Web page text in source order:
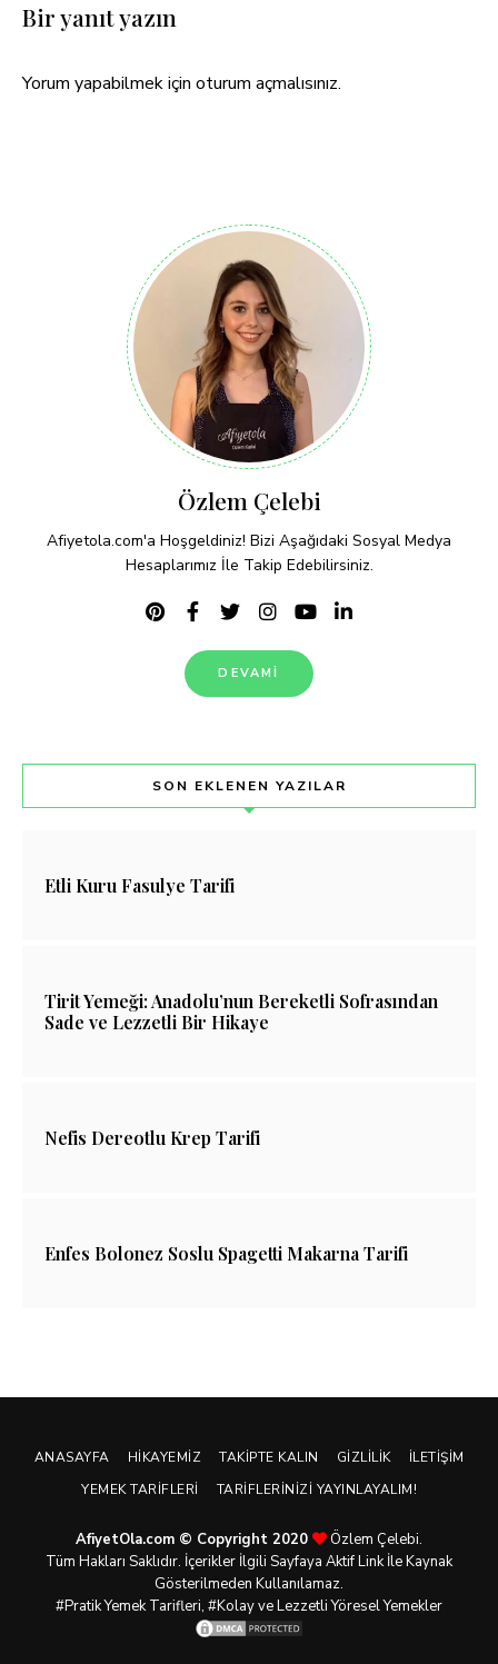
Bir yanıt yazın
Yorum yapabilmek için oturum açmalısınız.
Özlem Çelebi
Afiyetola.com'a Hoşgeldiniz! Bizi Aşağıdaki Sosyal Medya
Hesaplarımız İle Takip Edebilirsiniz.
DEVAMI
SON EKLENEN YAZILAR
Etli Kuru Fasulye Tarifi
Tirit Yemeği: Anadolu’nun Bereketli Sofrasından
Sade ve Lezzetli Bir Hikaye
Nefis Dereotlu Krep Tarifi
Enfes Bolonez Soslu Spagetti Makarna Tarifi
ANASAYFA HIKAYEMIZ TAKIPTE KALIN GIZLILIK
İLETIŞIM
YEMEK TARIFLERI
TARIFLERINIZI YAYINLAYALIM!
AfiyetOla.com © Copyright 2020
Özlem Çelebi.
Tüm Hakları Saklıdır. İçerikler İlgili Sayfaya Aktif Link İle Kaynak
Gösterilmeden Kullanılamaz.
#PratikYemek Tarifleri, #Kolay ve Lezzetli Yöresel Yemekler